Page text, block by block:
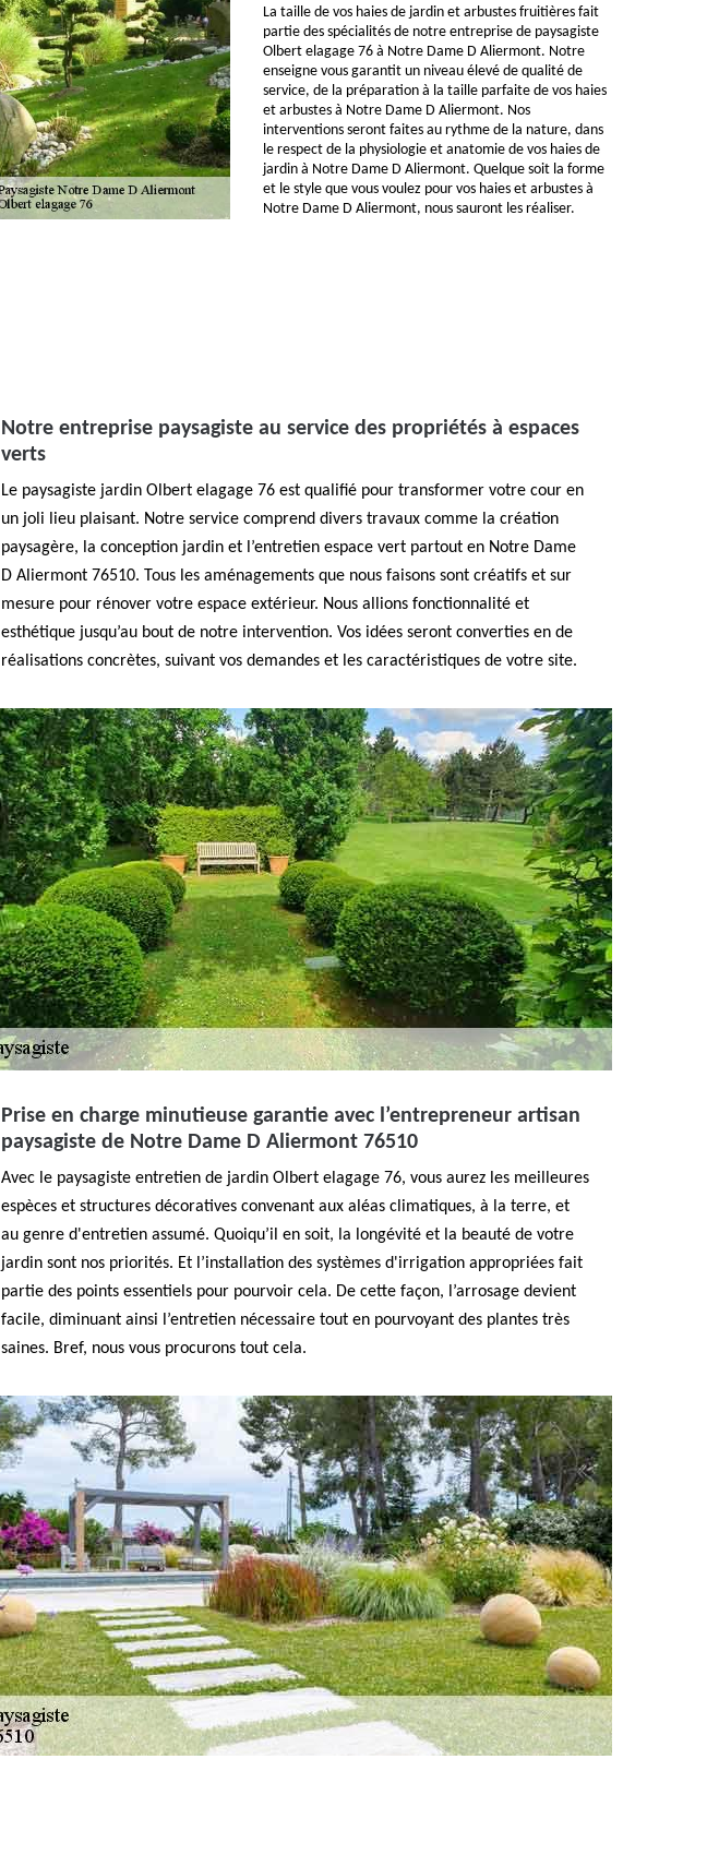
La taille de vos haies de jardin et arbustes fruitières fait
partie des spécialités de notre entreprise de paysagiste
Olbert elagage 76 à Notre Dame D Aliermont. Notre
enseigne vous garantit un niveau élevé de qualité de
service, de la préparation à la taille parfaite de vos haies
et arbustes à Notre Dame D Aliermont. Nos
interventions seront faites au rythme de la nature, dans
le respect de la physiologie et anatomie de vos haies de
jardin à Notre Dame D Aliermont. Quelque soit la forme
et le style que vous voulez pour vos haies et arbustes à
Notre Dame D Aliermont, nous sauront les réaliser.
Notre entreprise paysagiste au service des propriétés à espaces
verts
Le paysagiste jardin Olbert elagage 76 est qualifié pour transformer votre cour en
un joli lieu plaisant. Notre service comprend divers travaux comme la création
paysagère, la conception jardin et l’entretien espace vert partout en Notre Dame
D Aliermont 76510. Tous les aménagements que nous faisons sont créatifs et sur
mesure pour rénover votre espace extérieur. Nous allions fonctionnalité et
esthétique jusqu’au bout de notre intervention. Vos idées seront converties en de
réalisations concrètes, suivant vos demandes et les caractéristiques de votre site.
Prise en charge minutieuse garantie avec l’entrepreneur artisan
paysagiste de Notre Dame D Aliermont 76510
Avec le paysagiste entretien de jardin Olbert elagage 76, vous aurez les meilleures
espèces et structures décoratives convenant aux aléas climatiques, à la terre, et
au genre d'entretien assumé. Quoiqu’il en soit, la longévité et la beauté de votre
jardin sont nos priorités. Et l’installation des systèmes d'irrigation appropriées fait
partie des points essentiels pour pourvoir cela. De cette façon, l’arrosage devient
facile, diminuant ainsi l’entretien nécessaire tout en pourvoyant des plantes très
saines. Bref, nous vous procurons tout cela.